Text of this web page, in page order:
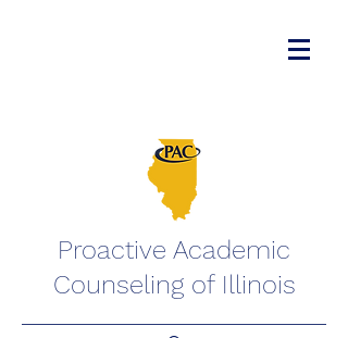
Proactive Academic
Counseling of Illinois